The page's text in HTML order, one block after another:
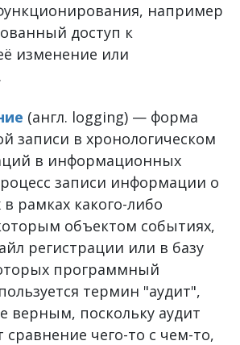
например
доступ к
изменение или
(англ. logging) — форма
записи в хронологическом
в информационных
записи информации о
рамках какого-либо
объектом событиях,
регистрации или в базу
программный
термин "аудит",
верным, поскольку аудит
сравнение чего-то с чем-то,